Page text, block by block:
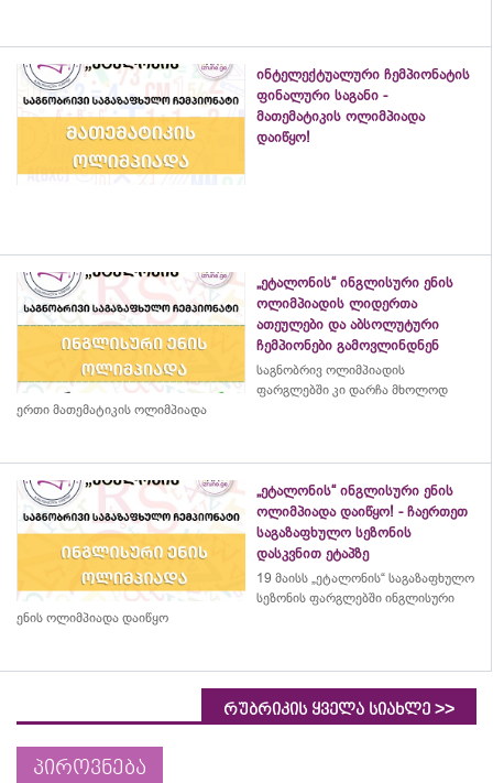
ინტელექტუალური ჩემპიონატის
ფინალური საგანი -
მათემატიკის ოლიმპიადა
დაიწყო!
„ეტალონის“ ინგლისური ენის
ოლიმპიადის ლიდერთა
ათეულები და აბსოლუტური
ჩემპიონები გამოვლინდნენ
საგნობრივ ოლიმპიადის
ფარგლებში კი დარჩა მხოლოდ
ერთი მათემატიკის ოლიმპიადა
„ეტალონის“ ინგლისური ენის
ოლიმპიადა დაიწყო! - ჩაერთეთ
საგაზაფხულო სეზონის
დასკვნით ეტაპზე
19 მაისს „ეტალონის“ საგაზაფხულო
სეზონის ფარგლებში ინგლისური
ენის ოლიმპიადა დაიწყო
რუბრიკის ყველა სიახლე >>
პიროვნება